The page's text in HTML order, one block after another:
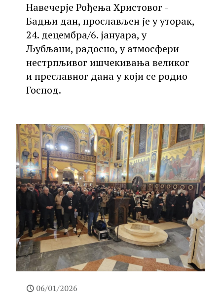
Навечерје Рођења Христовог -
Бадњи дан, прослављен је у уторак,
24. децембра/6. јануара, у
Љубљани, радосно, у атмосфери
нестрпљивог ишчекивања великог
и преславног дана у који се родио
Господ.
06/01/2026